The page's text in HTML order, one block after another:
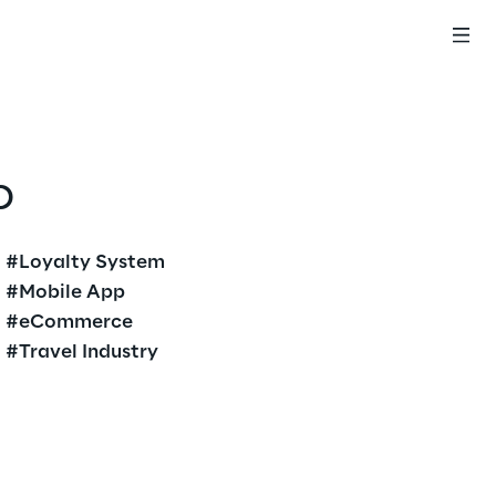
#Loyalty System
#Mobile App
#eCommerce
#Travel Industry